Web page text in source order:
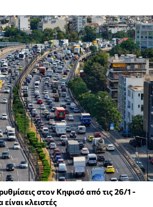
στον Κηφισό από τις 26/1 -
κλειστές